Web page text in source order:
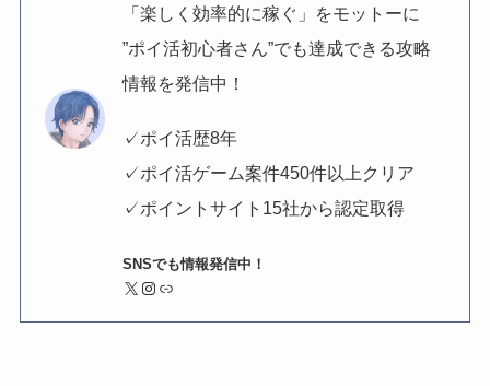
「楽しく効率的に稼ぐ」をモットーに
”ポイ活初心者さん”でも達成できる攻略
情報を発信中！
✓ポイ活歴8年
✓ポイ活ゲーム案件450件以上クリア
✓ポイントサイト15社から認定取得
SNSでも情報発信中！
X Instagram リンク